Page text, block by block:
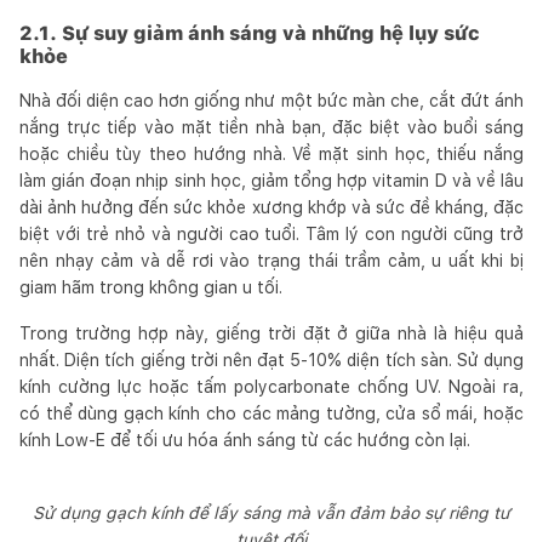
2.1. Sự suy giảm ánh sáng và những hệ lụy sức
khỏe
Nhà đối diện cao hơn giống như một bức màn che, cắt đứt ánh
nắng trực tiếp vào mặt tiền nhà bạn, đặc biệt vào buổi sáng
hoặc chiều tùy theo hướng nhà. Về mặt sinh học, thiếu nắng
làm gián đoạn nhịp sinh học, giảm tổng hợp vitamin D và về lâu
dài ảnh hưởng đến sức khỏe xương khớp và sức đề kháng, đặc
biệt với trẻ nhỏ và người cao tuổi. Tâm lý con người cũng trở
nên nhạy cảm và dễ rơi vào trạng thái trầm cảm, u uất khi bị
giam hãm trong không gian u tối.
Trong trường hợp này, giếng trời đặt ở giữa nhà là hiệu quả
nhất. Diện tích giếng trời nên đạt 5-10% diện tích sàn. Sử dụng
kính cường lực hoặc tấm polycarbonate chống UV. Ngoài ra,
có thể dùng gạch kính cho các mảng tường, cửa sổ mái, hoặc
kính Low-E để tối ưu hóa ánh sáng từ các hướng còn lại.
Sử dụng gạch kính để lấy sáng mà vẫn đảm bảo sự riêng tư